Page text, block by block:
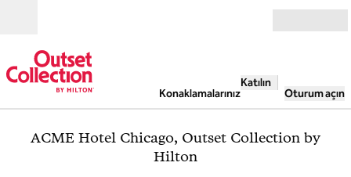
Konaklamalarınız
Katılın
Oturum açın
ACME Hotel Chicago, Outset Collection by
Hilton